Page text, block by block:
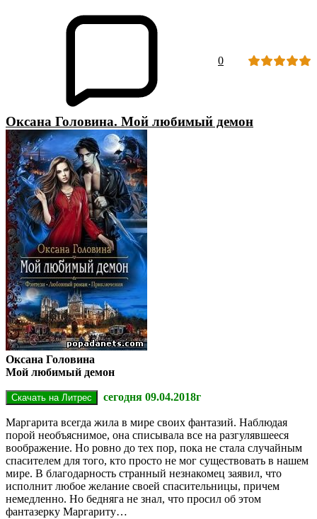
0
Оксана Головина. Мой любимый демон
Оксана Головина
Мой любимый демон
сегодня 09.04.2018г
Маргарита всегда жила в мире своих фантазий. Наблюдая
порой необъяснимое, она списывала все на разгулявшееся
воображение. Но ровно до тех пор, пока не стала случайным
спасителем для того, кто просто не мог существовать в нашем
мире. В благодарность странный незнакомец заявил, что
исполнит любое желание своей спасительницы, причем
немедленно. Но бедняга не знал, что просил об этом
фантазерку Маргариту…